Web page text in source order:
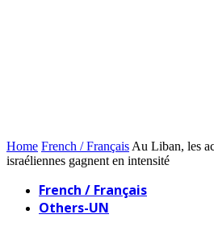
Home French / Français Au Liban, les
israéliennes gagnent en intensité
French / Français
Others-UN